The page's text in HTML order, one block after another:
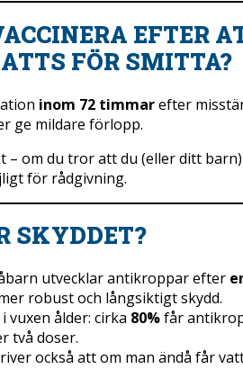
EFTER
FÖR SMITTA?
inom 72 timmarefter
ge mildare förlopp.
– om du tror att du (eller ditt
för rådgivning.
SKYDDET?
utvecklar antikroppar efter
robust och långsiktigt skydd.
vuxen ålder: cirka 80%får
två doser.
också att om man ändå får